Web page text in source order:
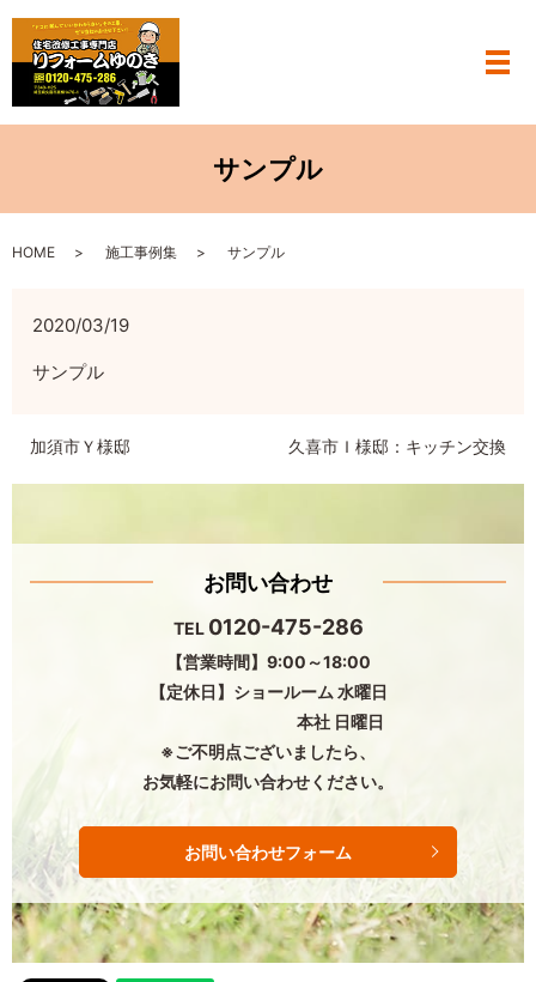
メ
サンプル
HOME 施工事例集 サンプル
2020/03/19
サンプル
加須市Ｙ様邸 久喜市Ｉ様邸：キッチン交換
お問い合わせ
TEL 0120-475-286
【営業時間】9:00～18:00
【定休日】ショールーム 水曜日
本社 日曜日
※ご不明点ございましたら、
お気軽にお問い合わせください。
お問い合わせフォーム